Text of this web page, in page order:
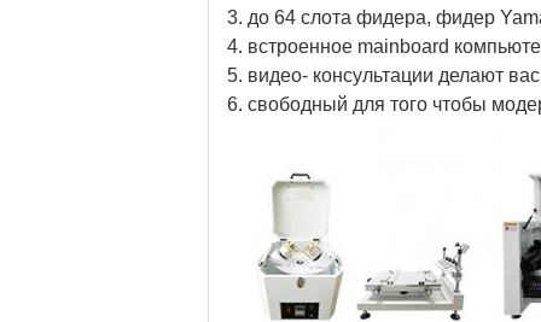
3. до 64 слота фидера, фидер
4. встроенное mainboard
5. видео- консультации делают
6. свободный для того чтобы